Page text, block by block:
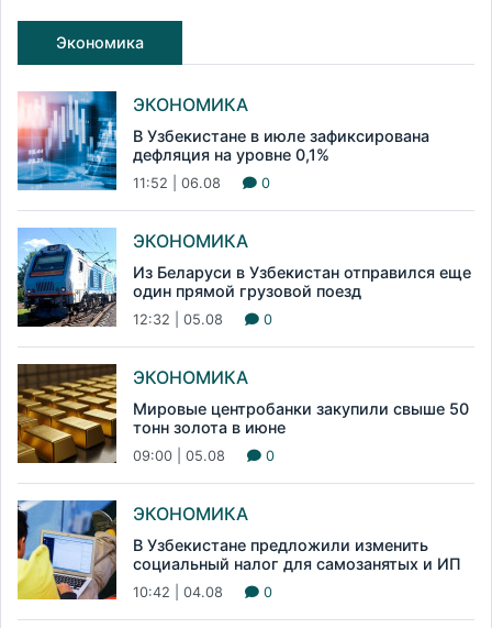
Экономика
ЭКОНОМИКА
В Узбекистане в июле зафиксирована
дефляция на уровне 0,1%
11:52 | 06.08 0
ЭКОНОМИКА
Из Беларуси в Узбекистан отправился еще
один прямой грузовой поезд
12:32 | 05.08 0
ЭКОНОМИКА
Мировые центробанки закупили свыше 50
тонн золота в июне
09:00 | 05.08 0
ЭКОНОМИКА
В Узбекистане предложили изменить
социальный налог для самозанятых и ИП
10:42 | 04.08 0